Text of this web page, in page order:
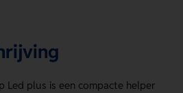
Led plus is een compacte helper